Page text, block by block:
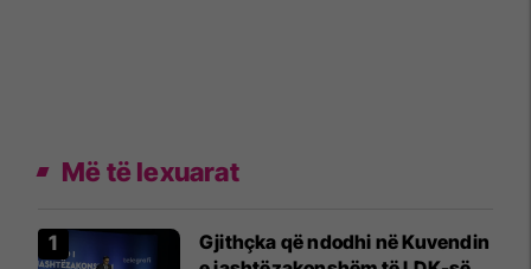
Më të lexuarat
Gjithçka që ndodhi në Kuvendin